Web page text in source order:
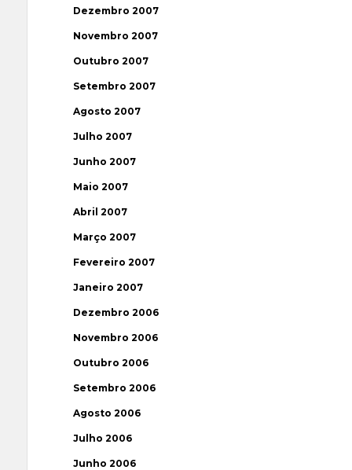
Dezembro 2007
Novembro 2007
Outubro 2007
Setembro 2007
Agosto 2007
Julho 2007
Junho 2007
Maio 2007
Abril 2007
Março 2007
Fevereiro 2007
Janeiro 2007
Dezembro 2006
Novembro 2006
Outubro 2006
Setembro 2006
Agosto 2006
Julho 2006
Junho 2006